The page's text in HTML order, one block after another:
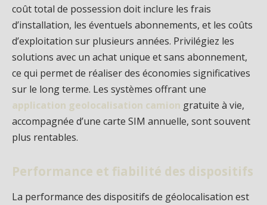
coût total de possession doit inclure les frais
d’installation, les éventuels abonnements, et les coûts
d’exploitation sur plusieurs années. Privilégiez les
solutions avec un achat unique et sans abonnement,
ce qui permet de réaliser des économies significatives
sur le long terme. Les systèmes offrant une
application geolocalisation camion gratuite à vie,
accompagnée d’une carte SIM annuelle, sont souvent
plus rentables.
Performance et fiabilité des dispositifs
La performance des dispositifs de géolocalisation est